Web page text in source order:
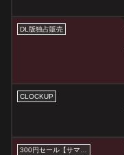
DL版独占販売
CLOCKUP
300円セール【サマーセール2026】